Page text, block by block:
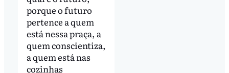
porque o futuro
pertence a quem
está nessa praça, a
quem conscientiza,
a quem está nas
cozinhas